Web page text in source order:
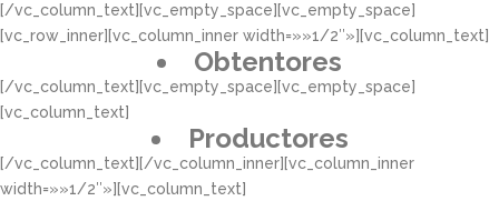
[/vc_column_text][vc_empty_space][vc_empty_space]
[vc_row_inner][vc_column_inner width=»»1/2″»][vc_column_text]
Obtentores
[/vc_column_text][vc_empty_space][vc_empty_space]
[vc_column_text]
Productores
[/vc_column_text][/vc_column_inner][vc_column_inner
width=»»1/2″»][vc_column_text]